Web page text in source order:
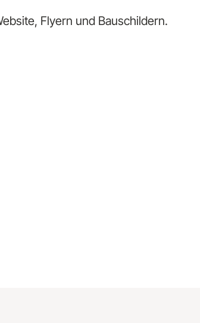
Flyern und Bauschildern.